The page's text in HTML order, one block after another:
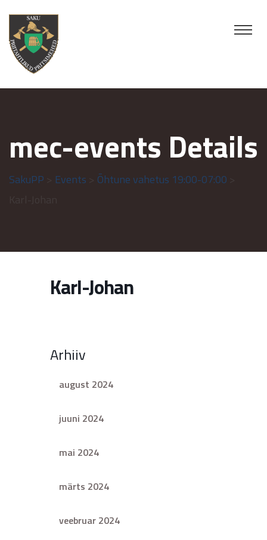
mec-events Details
SakuPP Events Õhtune vahetus 19:00-07:00
Karl-Johan
Arhiiv
august 2024
juuni 2024
mai 2024
märts 2024
veebruar 2024